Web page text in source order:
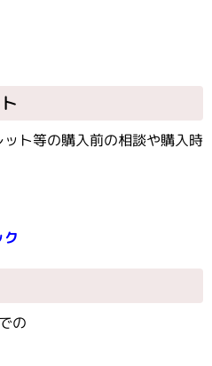
ト等の購入前の相談や購入時
の